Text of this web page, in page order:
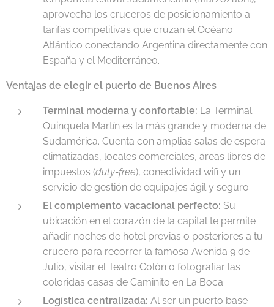
aprovecha los cruceros de posicionamiento a
tarifas competitivas que cruzan el Océano
Atlántico conectando Argentina directamente con
España y el Mediterráneo.
Ventajas de elegir el puerto de Buenos Aires
Terminal moderna y confortable: La Terminal
Quinquela Martín es la más grande y moderna de
Sudamérica. Cuenta con amplias salas de espera
climatizadas, locales comerciales, áreas libres de
impuestos (duty-free), conectividad wifi y un
servicio de gestión de equipajes ágil y seguro.
El complemento vacacional perfecto: Su
ubicación en el corazón de la capital te permite
añadir noches de hotel previas o posteriores a tu
crucero para recorrer la famosa Avenida 9 de
Julio, visitar el Teatro Colón o fotografiar las
coloridas casas de Caminito en La Boca.
Logística centralizada: Al ser un puerto base